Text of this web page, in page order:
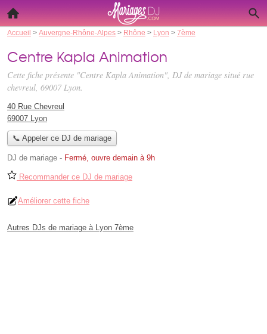
Accueil > Auvergne-Rhône-Alpes > Rhône > Lyon > 7ème
Centre Kapla Animation
Cette fiche présente "Centre Kapla Animation", DJ de mariage situé rue
chevreul, 69007 Lyon.
40 Rue Chevreul
69007 Lyon
📞 Appeler ce DJ de mariage
DJ de mariage - Fermé, ouvre demain à 9h
Recommander ce DJ de mariage
Améliorer cette fiche
Autres DJs de mariage à Lyon 7ème